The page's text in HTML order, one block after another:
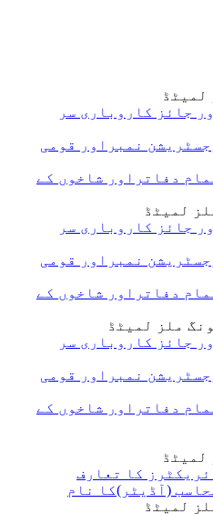
لمیٹڈ
جائز کاروباری سر
نمبراور قومی
دفاتراور شاخوں کے
لمیٹڈ
جائز کاروباری سر
نمبراور قومی
دفاتراور شاخوں کے
ملز لمیٹڈ
جائز کاروباری سر
نمبراور قومی
دفاتراور شاخوں کے
لمیٹڈ
کا تعارف
(آڈیٹر)کا نام
لمیٹڈ